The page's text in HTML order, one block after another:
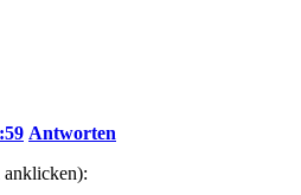
Antworten